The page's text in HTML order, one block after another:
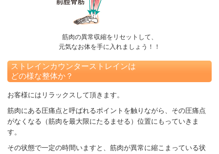
筋肉の異常収縮をリセットして、
元気なお体を手に入れましょう！！
ストレインカウンターストレインは
どの様な整体か？
お客様にはリラックスして頂きます。
筋肉にある圧痛点と呼ばれるポイントを触りながら、その圧痛点
がなくなる（筋肉を最大限にたるませる）位置にもっていきま
す。
その状態で一定の時間いますと、筋肉が異常に縮こまっている状